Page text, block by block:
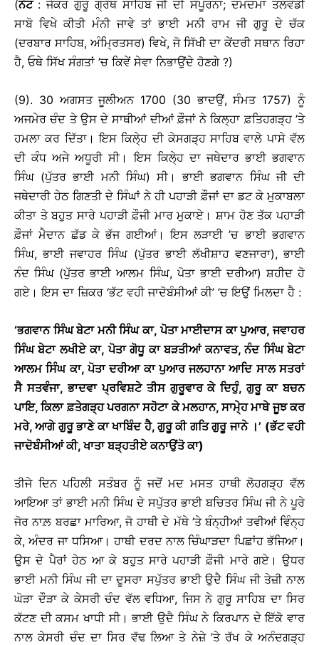
(ਨੋਟ : ਜੇਕਰ ਗੁਰੂ ਗ੍ਰੰਥ ਸਾਹਿਬ ਜੀ ਦੀ ਸੰਪੂਰਨਾ; ਦਮਦਮਾ ਤਲਵੰਡੀ
ਸਾਬੋ ਵਿਖੇ ਕੀਤੀ ਮੰਨੀ ਜਾਵੇ ਤਾਂ ਭਾਈ ਮਨੀ ਰਾਮ ਜੀ ਗੁਰੂ ਦੇ ਚੱਕ
(ਦਰਬਾਰ ਸਾਹਿਬ, ਅੰਮ੍ਰਿਤਸਰ) ਵਿਖੇ, ਜੋ ਸਿੱਖੀ ਦਾ ਕੇਂਦਰੀ ਸਥਾਨ ਰਿਹਾ
ਹੈ, ਓਥੇ ਸਿੱਖ ਸੰਗਤਾਂ ’ਚ ਕਿਵੇਂ ਸੇਵਾ ਨਿਭਾਉਂਦੇ ਹੋਣਗੇ ?)
(9). 30 ਅਗਸਤ ਜੂਲੀਅਨ 1700 (30 ਭਾਦਉਂ, ਸੰਮਤ 1757) ਨੂੰ
ਅਜਮੇਰ ਚੰਦ ਤੇ ਉਸ ਦੇ ਸਾਥੀਆਂ ਦੀਆਂ ਫ਼ੌਜਾਂ ਨੇ ਕਿਲ੍ਹਾ ਫ਼ਤਿਹਗੜ੍ਹ ’ਤੇ
ਹਮਲਾ ਕਰ ਦਿੱਤਾ। ਇਸ ਕਿਲੇ੍ਹ ਦੀ ਕੇਸਗੜ੍ਹ ਸਾਹਿਬ ਵਾਲੇ ਪਾਸੇ ਵੱਲ
ਦੀ ਕੰਧ ਅਜੇ ਅਧੂਰੀ ਸੀ। ਇਸ ਕਿਲੇ੍ਹ ਦਾ ਜਥੇਦਾਰ ਭਾਈ ਭਗਵਾਨ
ਸਿੰਘ (ਪੁੱਤਰ ਭਾਈ ਮਨੀ ਸਿੰਘ) ਸੀ। ਭਾਈ ਭਗਵਾਨ ਸਿੰਘ ਜੀ ਦੀ
ਜਥੇਦਾਰੀ ਹੇਠ ਗਿਣਤੀ ਦੇ ਸਿੰਘਾਂ ਨੇ ਹੀ ਪਹਾੜੀ ਫ਼ੌਜਾਂ ਦਾ ਡਟ ਕੇ ਮੁਕਾਬਲਾ
ਕੀਤਾ ਤੇ ਬਹੁਤ ਸਾਰੇ ਪਹਾੜੀ ਫ਼ੌਜੀ ਮਾਰ ਮੁਕਾਏ। ਸ਼ਾਮ ਹੋਣ ਤੱਕ ਪਹਾੜੀ
ਫ਼ੌਜਾਂ ਮੈਦਾਨ ਛੱਡ ਕੇ ਭੱਜ ਗਈਆਂ। ਇਸ ਲੜਾਈ ’ਚ ਭਾਈ ਭਗਵਾਨ
ਸਿੰਘ, ਭਾਈ ਜਵਾਹਰ ਸਿੰਘ (ਪੁੱਤਰ ਭਾਈ ਲੱਖੀਸ਼ਾਹ ਵਣਜਾਰਾ), ਭਾਈ
ਨੰਦ ਸਿੰਘ (ਪੁੱਤਰ ਭਾਈ ਆਲਮ ਸਿੰਘ, ਪੋਤਾ ਭਾਈ ਦਰੀਆ) ਸ਼ਹੀਦ ਹੋ
ਗਏ। ਇਸ ਦਾ ਜ਼ਿਕਰ ‘ਭੱਟ ਵਹੀ ਜਾਦੋਬੰਸੀਆਂ ਕੀ’ ’ਚ ਇਉਂ ਮਿਲਦਾ ਹੈ :
‘ਭਗਵਾਨ ਸਿੰਘ ਬੇਟਾ ਮਨੀ ਸਿੰਘ ਕਾ, ਪੋਤਾ ਮਾਈਦਾਸ ਕਾ ਪੁਆਰ, ਜਵਾਹਰ
ਸਿੰਘ ਬੇਟਾ ਲਖੀਏ ਕਾ, ਪੋਤਾ ਗੋਧੂ ਕਾ ਬੜਤੀਆਂ ਕਨਾਵਤ, ਨੰਦ ਸਿੰਘ ਬੇਟਾ
ਆਲਮ ਸਿੰਘ ਕਾ, ਪੋਤਾ ਦਰੀਆ ਕਾ ਪੁਆਰ ਜਲਹਾਨਾ ਆਦਿ ਸਾਲ ਸਤਰਾਂ
ਸੈ ਸਤਵੰਜਾ, ਭਾਦਵਾ ਪ੍ਰਵਿਸ਼ਟੇ ਤੀਸ ਗੁਰੂਵਾਰ ਕੇ ਦਿਹੁੰ, ਗੁਰੂ ਕਾ ਬਚਨ
ਪਾਇ, ਕਿਲਾ ਫ਼ਤੇਗੜ੍ਹ ਪਰਗਨਾ ਸਹੋਟਾ ਕੇ ਮਲਹਾਨ, ਸਾਮੇ੍ਹ ਮਾਥੇ ਜੂਝ ਕਰ
ਮਰੇ, ਆਗੇ ਗੁਰੂ ਭਾਣੇ ਕਾ ਖਾਬਿੰਦ ਹੈ, ਗੁਰੂ ਕੀ ਗਤਿ ਗੁਰੂ ਜਾਨੇ ।’ (ਭੱਟ ਵਹੀ
ਜਾਦੋਬੰਸੀਆਂ ਕੀ, ਖਾਤਾ ਬੜ੍ਹਤੀਏ ਕਨਾਉਂਤੋ ਕਾ)
ਤੀਜੇ ਦਿਨ ਪਹਿਲੀ ਸਤੰਬਰ ਨੂੰ ਜਦੋਂ ਮਦ ਮਸਤ ਹਾਥੀ ਲੋਹਗੜ੍ਹ ਵੱਲ
ਆਇਆ ਤਾਂ ਭਾਈ ਮਨੀ ਸਿੰਘ ਦੇ ਸਪੁੱਤਰ ਭਾਈ ਬਚਿਤਰ ਸਿੰਘ ਜੀ ਨੇ ਪੂਰੇ
ਜੋਰ ਨਾਲ਼ ਬਰਛਾ ਮਾਰਿਆ, ਜੋ ਹਾਥੀ ਦੇ ਮੱਥੇ ’ਤੇ ਬੰਨ੍ਹੀਆਂ ਤਵੀਆਂ ਵਿੰਨ੍ਹ
ਕੇ, ਅੰਦਰ ਜਾ ਧਸਿਆ। ਹਾਥੀ ਦਰਦ ਨਾਲ ਚਿੰਘਾੜਦਾ ਪਿਛਾਂਹ ਭੱਜਿਆ।
ਉਸ ਦੇ ਪੈਰਾਂ ਹੇਠ ਆ ਕੇ ਬਹੁਤ ਸਾਰੇ ਪਹਾੜੀ ਫ਼ੌਜੀ ਮਾਰੇ ਗਏ। ਉਧਰ
ਭਾਈ ਮਨੀ ਸਿੰਘ ਜੀ ਦਾ ਦੂਸਰਾ ਸਪੁੱਤਰ ਭਾਈ ਉਦੈ ਸਿੰਘ ਜੀ ਤੇਜ਼ੀ ਨਾਲ
ਘੋੜਾ ਦੌੜਾ ਕੇ ਕੇਸਰੀ ਚੰਦ ਵੱਲ ਵਧਿਆ, ਜਿਸ ਨੇ ਗੁਰੂ ਸਾਹਿਬ ਦਾ ਸਿਰ
ਕੱਟਣ ਦੀ ਕਸਮ ਖਾਧੀ ਸੀ। ਭਾਈ ਉਦੈ ਸਿੰਘ ਨੇ ਕਿਰਪਾਨ ਦੇ ਇੱਕੋ ਵਾਰ
ਨਾਲ ਕੇਸਰੀ ਚੰਦ ਦਾ ਸਿਰ ਵੱਢ ਲਿਆ ਤੇ ਨੇਜ਼ੇ ’ਤੇ ਰੱਖ ਕੇ ਅਨੰਦਗੜ੍ਹ